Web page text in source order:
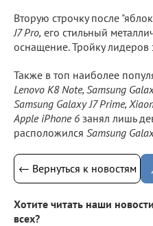
Вторую строчку после
J7 Pro, его стильный
оснащение. Тройку лидеров
Также в топ наиболее
Lenovo K8 Note, Samsung
Samsung Galaxy J7 Prime,
Apple iPhone 6 занял лишь
расположился Samsung
← Вернуться к новостям
Хотите читать наши
всех?